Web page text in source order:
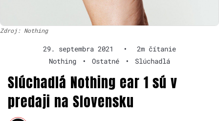
Zdroj: Nothing
29. septembra 2021 •
2m čítanie
Nothing
• Ostatné • Slúchadlá
Slúchadlá Nothing ear 1 sú v
predaji na Slovensku